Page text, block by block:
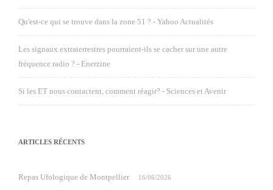
Qu'est-ce qui se trouve dans la zone 51 ? - Yahoo Actualités
Les signaux extraterrestres pourraient-ils se cacher sur une autre
fréquence radio ? - Enerzine
Si les ET nous contactent, comment réagir? - Sciences et Avenir
ARTICLES RÉCENTS
Repas Ufologique de Montpellier 16/06/2026